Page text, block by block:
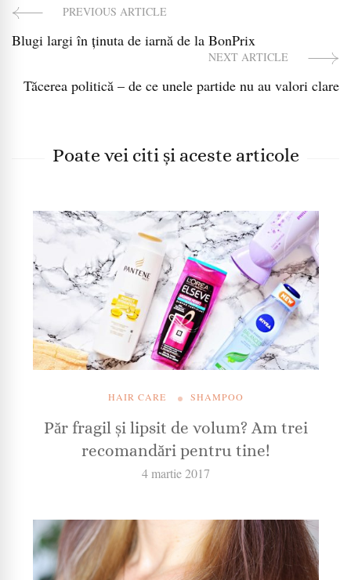
PostPREVIOUS ARTICLE
Blugi largi în ținuta de iarnă de la BonPrix
NEXT ARTICLE
Tăcerea politică – de ce unele partide nu au valori clare
Poate vei citi și aceste articole
HAIR CARE SHAMPOO
Păr fragil și lipsit de volum? Am trei
recomandări pentru tine!
4 martie 2017